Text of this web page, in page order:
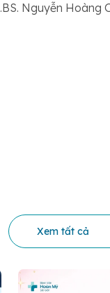
Nguyễn Hoàng
Xem tất cả